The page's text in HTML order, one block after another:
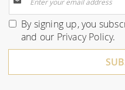
Up
for
Our
By signing up, you
and our Privacy Policy.